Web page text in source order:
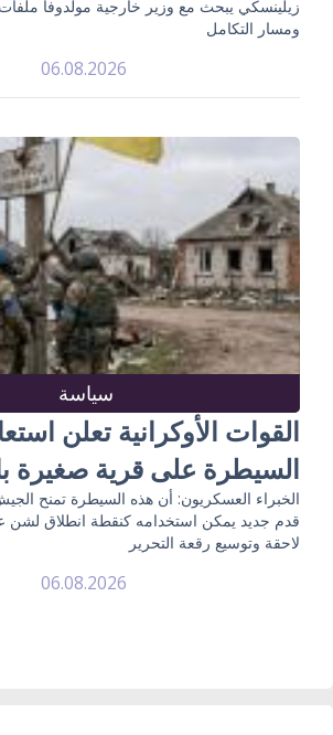
زيلينسكي يبحث مع وزير خارجية مولدوفا
ومسار التكامل
06.08.2026
سياسة
القوات الأوكرانية تعلن
السيطرة على قرية صغيرة
الخبراء العسكريون: أن هذه السيطرة تمنح
قدم جديد يمكن استخدامه كنقطة انطلاق لشن
لاحقة وتوسيع رقعة التحرير
06.08.2026